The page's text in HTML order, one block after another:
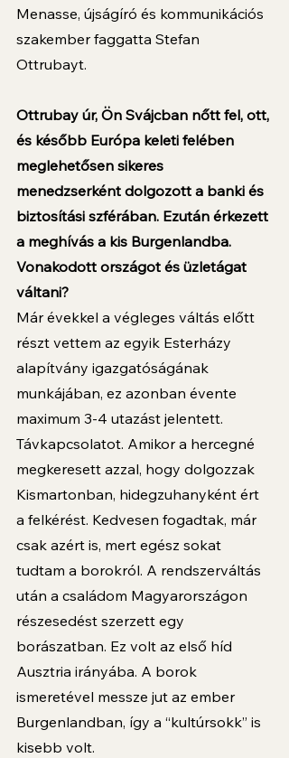
Menasse, újságíró és kommunikációs
szakember faggatta Stefan
Ottrubayt.
Ottrubay úr, Ön Svájcban nőtt fel, ott,
és később Európa keleti felében
meglehetősen sikeres
menedzserként dolgozott a banki és
biztosítási szférában. Ezután érkezett
a meghívás a kis Burgenlandba.
Vonakodott országot és üzletágat
váltani?
Már évekkel a végleges váltás előtt
részt vettem az egyik Esterházy
alapítvány igazgatóságának
munkájában, ez azonban évente
maximum 3-4 utazást jelentett.
Távkapcsolatot. Amikor a hercegné
megkeresett azzal, hogy dolgozzak
Kismartonban, hidegzuhanyként ért
a felkérést. Kedvesen fogadtak, már
csak azért is, mert egész sokat
tudtam a borokról. A rendszerváltás
után a családom Magyarországon
részesedést szerzett egy
borászatban. Ez volt az első híd
Ausztria irányába. A borok
ismeretével messze jut az ember
Burgenlandban, így a “kultúrsokk” is
kisebb volt.